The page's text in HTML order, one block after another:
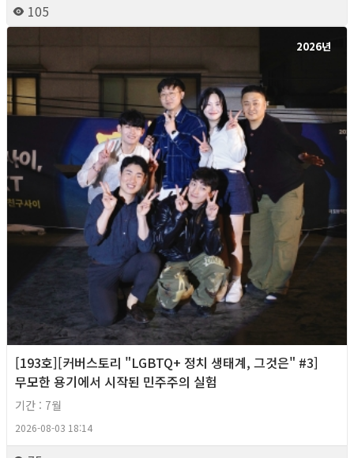
105
2026년
[193호][커버스토리 "LGBTQ+ 정치 생태계, 그것은" #3]
무모한 용기에서 시작된 민주주의 실험
기간 : 7월
2026-08-03 18:14